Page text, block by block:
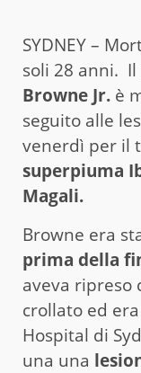
SYDNEY –
soli 28 anni.
Browne Jr. è
seguito alle
venerdì per il
superpiuma
Magali.
Browne era
prima della
aveva ripreso
crollato ed
Hospital di
una una